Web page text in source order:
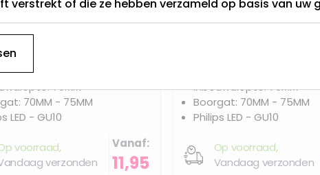
- Vervangt 35Watt
en 230Volt
70MM
70MM - 75MM
LED - GU10
voorraad,
verzonden
Vanaf
11,95
Inbouwdiepte: 70MM
Boorgat: 70MM - 75MM
Philips LED - GU10
Op voorraad,
Vandaag verzonden
verstrekt of die ze hebben verzameld op basis van uw